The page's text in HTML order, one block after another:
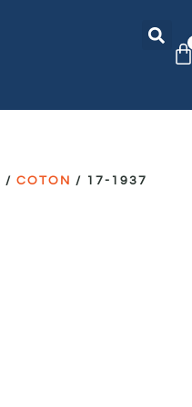
/COTON / 17-1937